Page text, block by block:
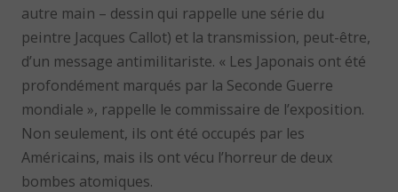
autre main – dessin qui rappelle une série du
peintre Jacques Callot) et la transmission, peut-être,
d’un message antimilitariste. « Les Japonais ont été
profondément marqués par la Seconde Guerre
mondiale », rappelle le commissaire de l’exposition.
Non seulement, ils ont été occupés par les
Américains, mais ils ont vécu l’horreur de deux
bombes atomiques.